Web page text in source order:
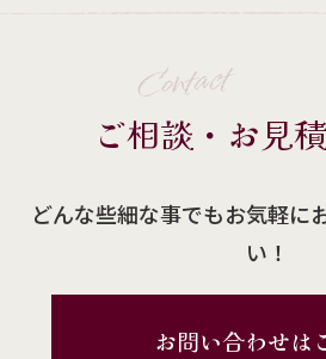
Contact
ご相談・お見
どんな些細な事でもお気軽に
い！
お問い合わせは